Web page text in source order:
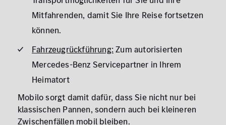
Mitfahrenden, damit Sie Ihre Reise fortsetzen
können.
Fahrzeugrückführung: Zum autorisierten
Mercedes-Benz Servicepartner in Ihrem
Heimatort
Mobilo sorgt damit dafür, dass Sie nicht nur bei
klassischen Pannen, sondern auch bei kleineren
Zwischenfällen mobil bleiben.